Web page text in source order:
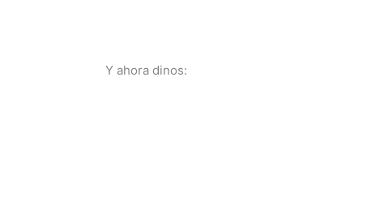
Y ahora dinos: